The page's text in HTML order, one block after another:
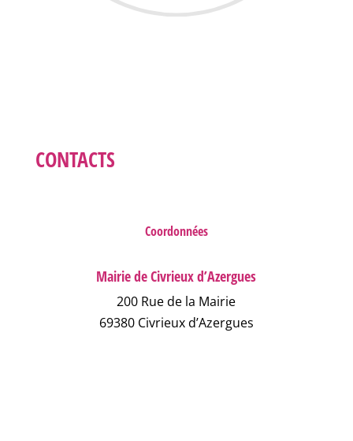
CONTACTS
Coordonnées
Mairie de Civrieux d’Azergues
200 Rue de la Mairie
69380 Civrieux d’Azergues